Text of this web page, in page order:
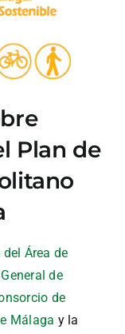
Plan de
Área de
de
de
Málaga y la